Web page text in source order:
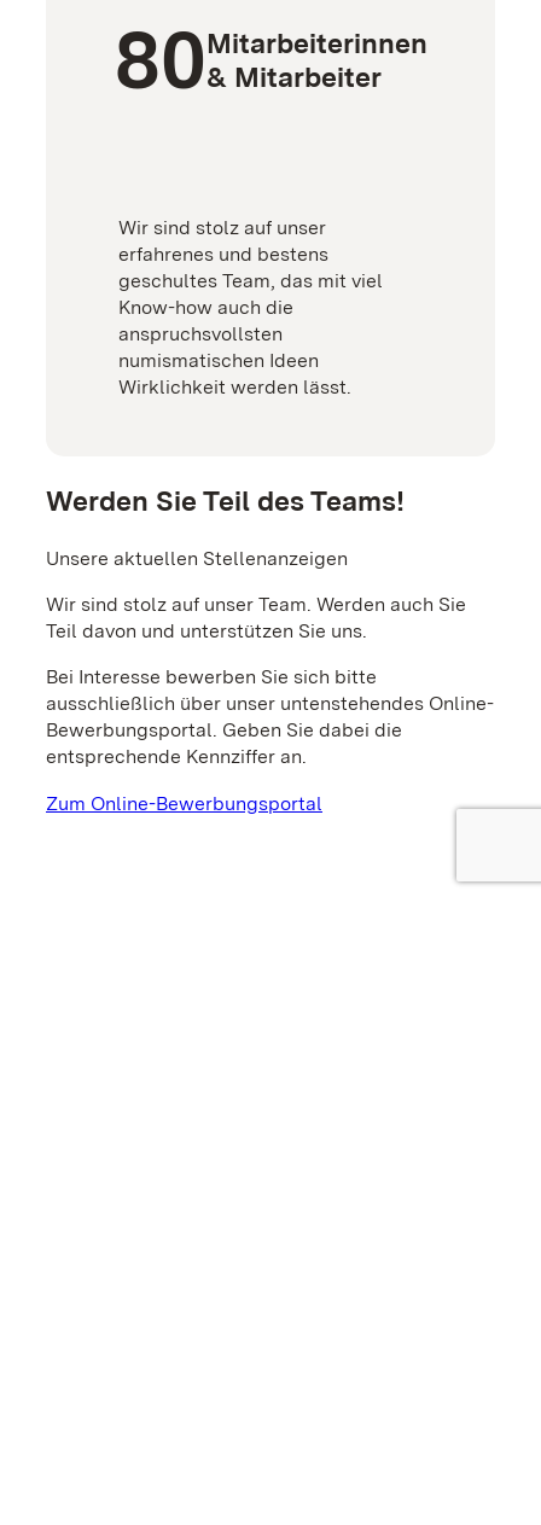
80Mitarbeiterinnen
& Mitarbeiter
Wir sind stolz auf unser
erfahrenes und bestens
geschultes Team, das mit viel
Know-how auch die
anspruchsvollsten
numismatischen Ideen
Wirklichkeit werden lässt.
Werden Sie Teil des Teams!
Unsere aktuellen Stellenanzeigen
Wir sind stolz auf unser Team. Werden auch Sie
Teil davon und unterstützen Sie uns.
Bei Interesse bewerben Sie sich bitte
ausschließlich über unser untenstehendes Online-
Bewerbungsportal. Geben Sie dabei die
entsprechende Kennziffer an.
Zum Online-Bewerbungsportal